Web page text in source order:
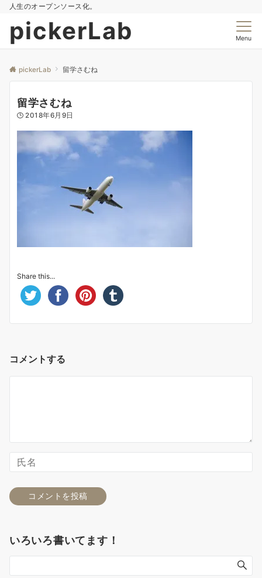
人生のオープンソース化。
pickerLab Menu
pickerLab 留学さむね
留学さむね
2018年6月9日
Share this...
コメントする
いろいろ書いてます！